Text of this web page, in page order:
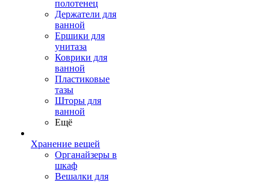
полотенец
Держатели для
ванной
Ершики для
унитаза
Коврики для
ванной
Пластиковые
тазы
Шторы для
ванной
Ещё
Хранение вещей
Органайзеры в
шкаф
Вешалки для